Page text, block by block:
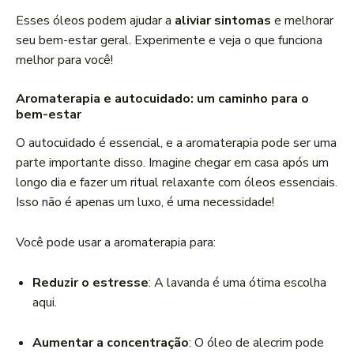
Esses óleos podem ajudar a aliviar sintomas e melhorar
seu bem-estar geral. Experimente e veja o que funciona
melhor para você!
Aromaterapia e autocuidado: um caminho para o
bem-estar
O autocuidado é essencial, e a aromaterapia pode ser uma
parte importante disso. Imagine chegar em casa após um
longo dia e fazer um ritual relaxante com óleos essenciais.
Isso não é apenas um luxo, é uma necessidade!
Você pode usar a aromaterapia para:
Reduzir o estresse: A lavanda é uma ótima escolha
aqui.
Aumentar a concentração: O óleo de alecrim pode